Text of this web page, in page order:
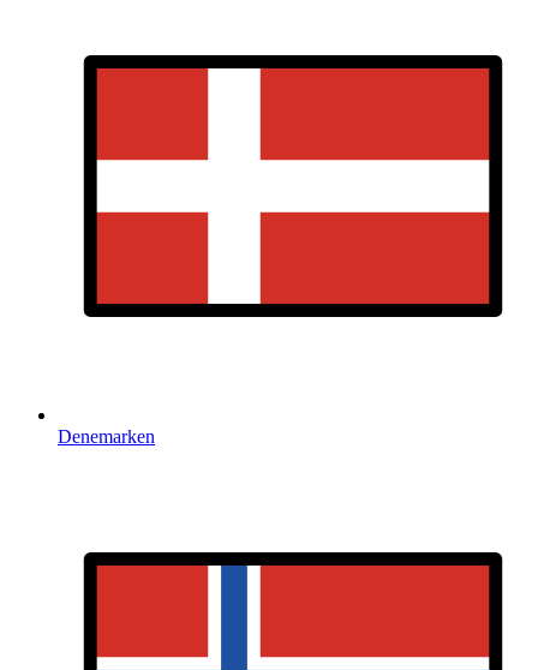
Denemarken